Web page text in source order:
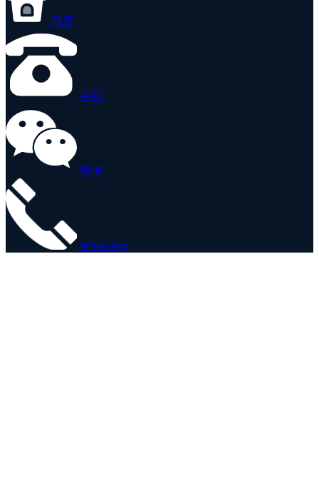
首页
手机
微信
WhatsApp